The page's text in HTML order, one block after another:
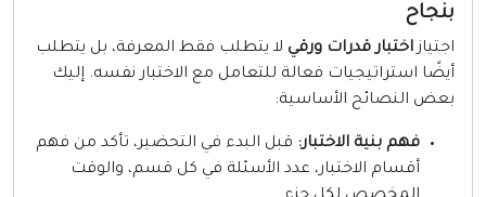
اختبار قدرات ورقي لا يتطلب فقط المعرفة، بل يتطلب
استراتيجيات فعالة للتعامل مع الاختبار نفسه. إليك
النصائح الأساسية:
فهم بنية الاختبار:قبل البدء في التحضير، تأكد من فهم
أقسام الاختبار، عدد الأسئلة في كل قسم، والوقت